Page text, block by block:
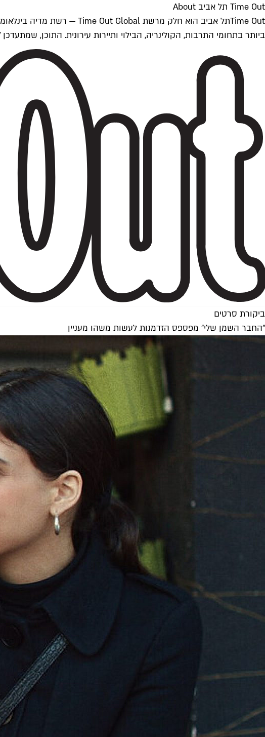
Time Out תל אביב About
ביותר בתחומי התרבות, הקולינריה, הבילוי ותיירות עירונית. התוכן, שמתעדכן 24/7, נכתב ונערך על ידי צוות עיתונאים מקצועי מקומי בישראל, בהתאם לסטנדרטים של Time Out העולמית.
ביקורת סרטים
"החבר השמן שלי" מפספס הזדמנות לעשות משהו מעניין